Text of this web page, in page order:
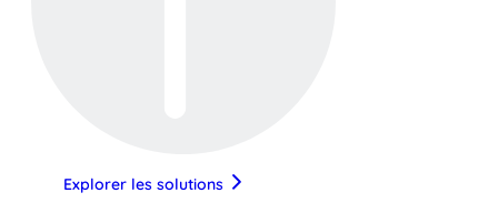
Explorer les solutions